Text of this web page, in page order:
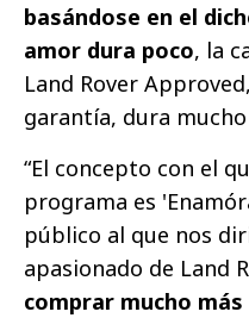
basándose en el
amor dura poco, la
Land Rover
garantía, dura mucho
“El concepto con el
programa es
público al que nos
apasionado de Land
comprar mucho